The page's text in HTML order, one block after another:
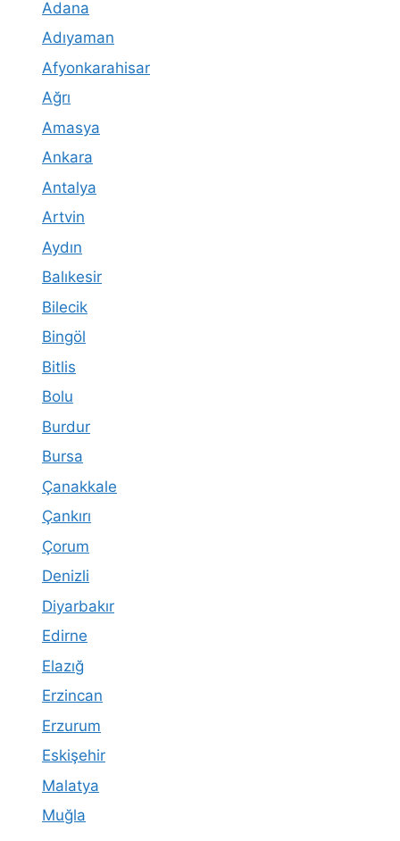
Adana
Adıyaman
Afyonkarahisar
Ağrı
Amasya
Ankara
Antalya
Artvin
Aydın
Balıkesir
Bilecik
Bingöl
Bitlis
Bolu
Burdur
Bursa
Çanakkale
Çankırı
Çorum
Denizli
Diyarbakır
Edirne
Elazığ
Erzincan
Erzurum
Eskişehir
Malatya
Muğla